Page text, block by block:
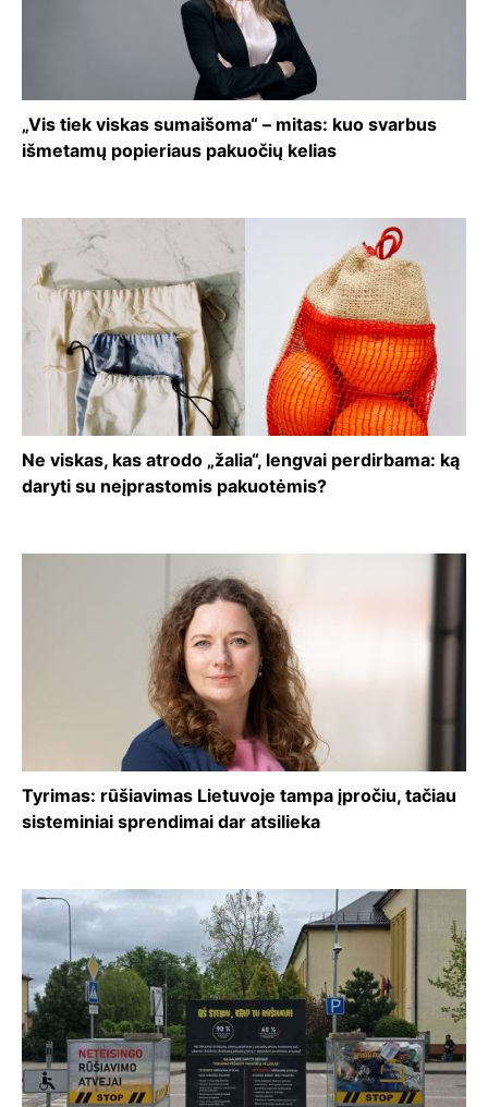
„Vis tiek viskas sumaišoma“ – mitas: kuo svarbus
išmetamų popieriaus pakuočių kelias
Ne viskas, kas atrodo „žalia“, lengvai perdirbama: ką
daryti su neįprastomis pakuotėmis?
Tyrimas: rūšiavimas Lietuvoje tampa įpročiu, tačiau
sisteminiai sprendimai dar atsilieka